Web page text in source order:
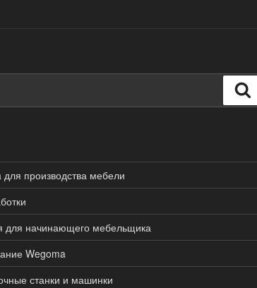
производства мебели
для начинающего мебельщика
Wegoma
станки и машинки